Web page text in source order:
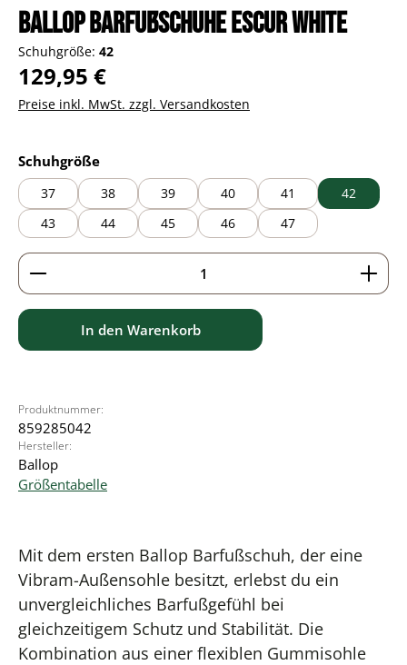
BALLOP Barfußschuhe Escur white
Schuhgröße: 42
Regulärer Preis:
129,95 €
Preise inkl. MwSt. zzgl. Versandkosten
Schuhgrößeauswählen
37 38 39 40 41
42
43
44 45 46 47
Produkt Anzahl: Gib den gewünschten Wert ein
In den Warenkorb
Produktnummer:
859285042
Hersteller:
Ballop
Größentabelle
Mit dem ersten Ballop Barfußschuh, der eine
Vibram-Außensohle besitzt, erlebst du ein
unvergleichliches Barfußgefühl bei
gleichzeitigem Schutz und Stabilität. Die
Kombination aus einer flexiblen Gummisohle